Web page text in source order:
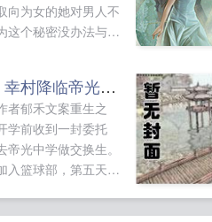
向为女的她对男人不
这个秘密没办法与女
（综漫同人）幸村降临帝光后+番外
者郁禾文案重生之
学前收到一封委托
光中学做交换生。
入篮球部，第五天从